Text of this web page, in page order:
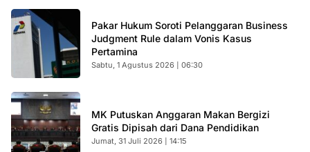
Pakar Hukum Soroti Pelanggaran Business
Judgment Rule dalam Vonis Kasus
Pertamina
Sabtu, 1 Agustus 2026 | 06:30
MK Putuskan Anggaran Makan Bergizi
Gratis Dipisah dari Dana Pendidikan
Jumat, 31 Juli 2026 | 14:15